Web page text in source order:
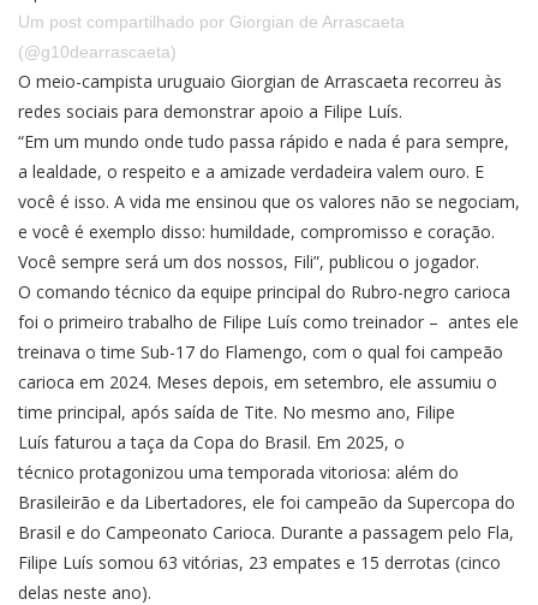
Um post compartilhado por Giorgian de Arrascaeta
(@g10dearrascaeta)
O meio-campista uruguaio Giorgian de Arrascaeta recorreu às
redes sociais para demonstrar apoio a Filipe Luís.
“Em um mundo onde tudo passa rápido e nada é para sempre,
a lealdade, o respeito e a amizade verdadeira valem ouro. E
você é isso. A vida me ensinou que os valores não se negociam,
e você é exemplo disso: humildade, compromisso e coração.
Você sempre será um dos nossos, Fili”, publicou o jogador.
O comando técnico da equipe principal do Rubro-negro carioca
foi o primeiro trabalho de Filipe Luís como treinador – antes ele
treinava o time Sub-17 do Flamengo, com o qual foi campeão
carioca em 2024. Meses depois, em setembro, ele assumiu o
time principal, após saída de Tite. No mesmo ano, Filipe
Luís faturou a taça da Copa do Brasil. Em 2025, o
técnico protagonizou uma temporada vitoriosa: além do
Brasileirão e da Libertadores, ele foi campeão da Supercopa do
Brasil e do Campeonato Carioca. Durante a passagem pelo Fla,
Filipe Luís somou 63 vitórias, 23 empates e 15 derrotas (cinco
delas neste ano).